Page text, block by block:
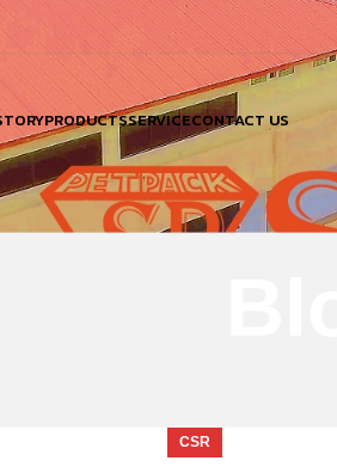
PRODUCTSSERVICECONTACT US
CSR